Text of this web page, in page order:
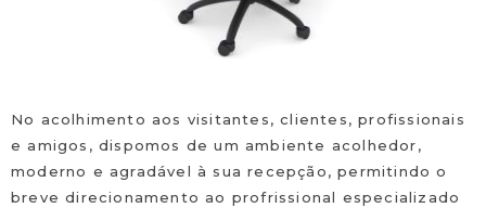
No acolhimento aos visitantes, clientes, profissionais
e amigos, dispomos de um ambiente acolhedor,
moderno e agradável à sua recepção, permitindo o
breve direcionamento ao profrissional especializado